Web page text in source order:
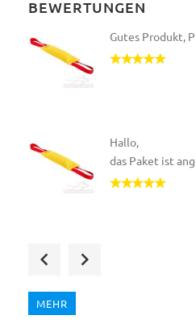
BEWERTUNGEN
Gutes Produkt,
Hallo,
das Paket ist
MEHR